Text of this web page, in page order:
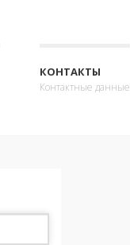
КОНТАКТЫ
Контактные данные